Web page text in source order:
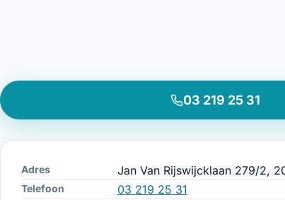
03 219 25 31
Adres Jan Van Rijswijcklaan 279/2,
Telefoon 03 219 25 31